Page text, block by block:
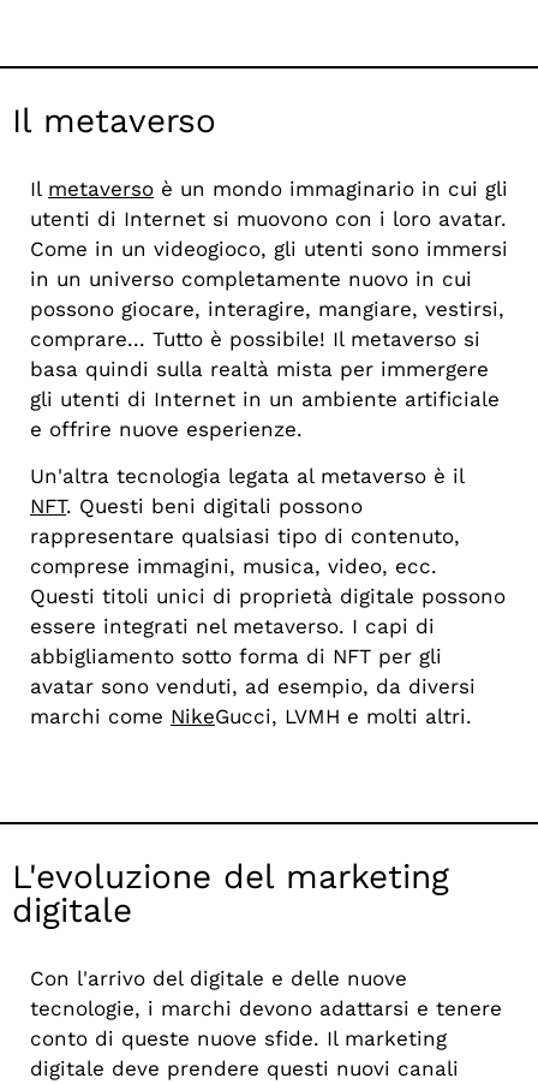
Il metaverso
Il metaverso è un mondo immaginario in cui gli
utenti di Internet si muovono con i loro avatar.
Come in un videogioco, gli utenti sono immersi
in un universo completamente nuovo in cui
possono giocare, interagire, mangiare, vestirsi,
comprare... Tutto è possibile! Il metaverso si
basa quindi sulla realtà mista per immergere
gli utenti di Internet in un ambiente artificiale
e offrire nuove esperienze.
Un'altra tecnologia legata al metaverso è il
NFT. Questi beni digitali possono
rappresentare qualsiasi tipo di contenuto,
comprese immagini, musica, video, ecc.
Questi titoli unici di proprietà digitale possono
essere integrati nel metaverso. I capi di
abbigliamento sotto forma di NFT per gli
avatar sono venduti, ad esempio, da diversi
marchi come NikeGucci, LVMH e molti altri.
L'evoluzione del marketing
digitale
Con l'arrivo del digitale e delle nuove
tecnologie, i marchi devono adattarsi e tenere
conto di queste nuove sfide. Il marketing
digitale deve prendere questi nuovi canali